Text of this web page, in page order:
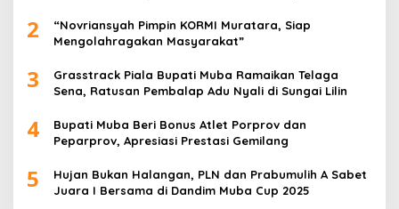
2
“Novriansyah Pimpin KORMI Muratara, Siap
Mengolahragakan Masyarakat”
3
Grasstrack Piala Bupati Muba Ramaikan Telaga
Sena, Ratusan Pembalap Adu Nyali di Sungai Lilin
4
Bupati Muba Beri Bonus Atlet Porprov dan
Peparprov, Apresiasi Prestasi Gemilang
5
Hujan Bukan Halangan, PLN dan Prabumulih A Sabet
Juara I Bersama di Dandim Muba Cup 2025